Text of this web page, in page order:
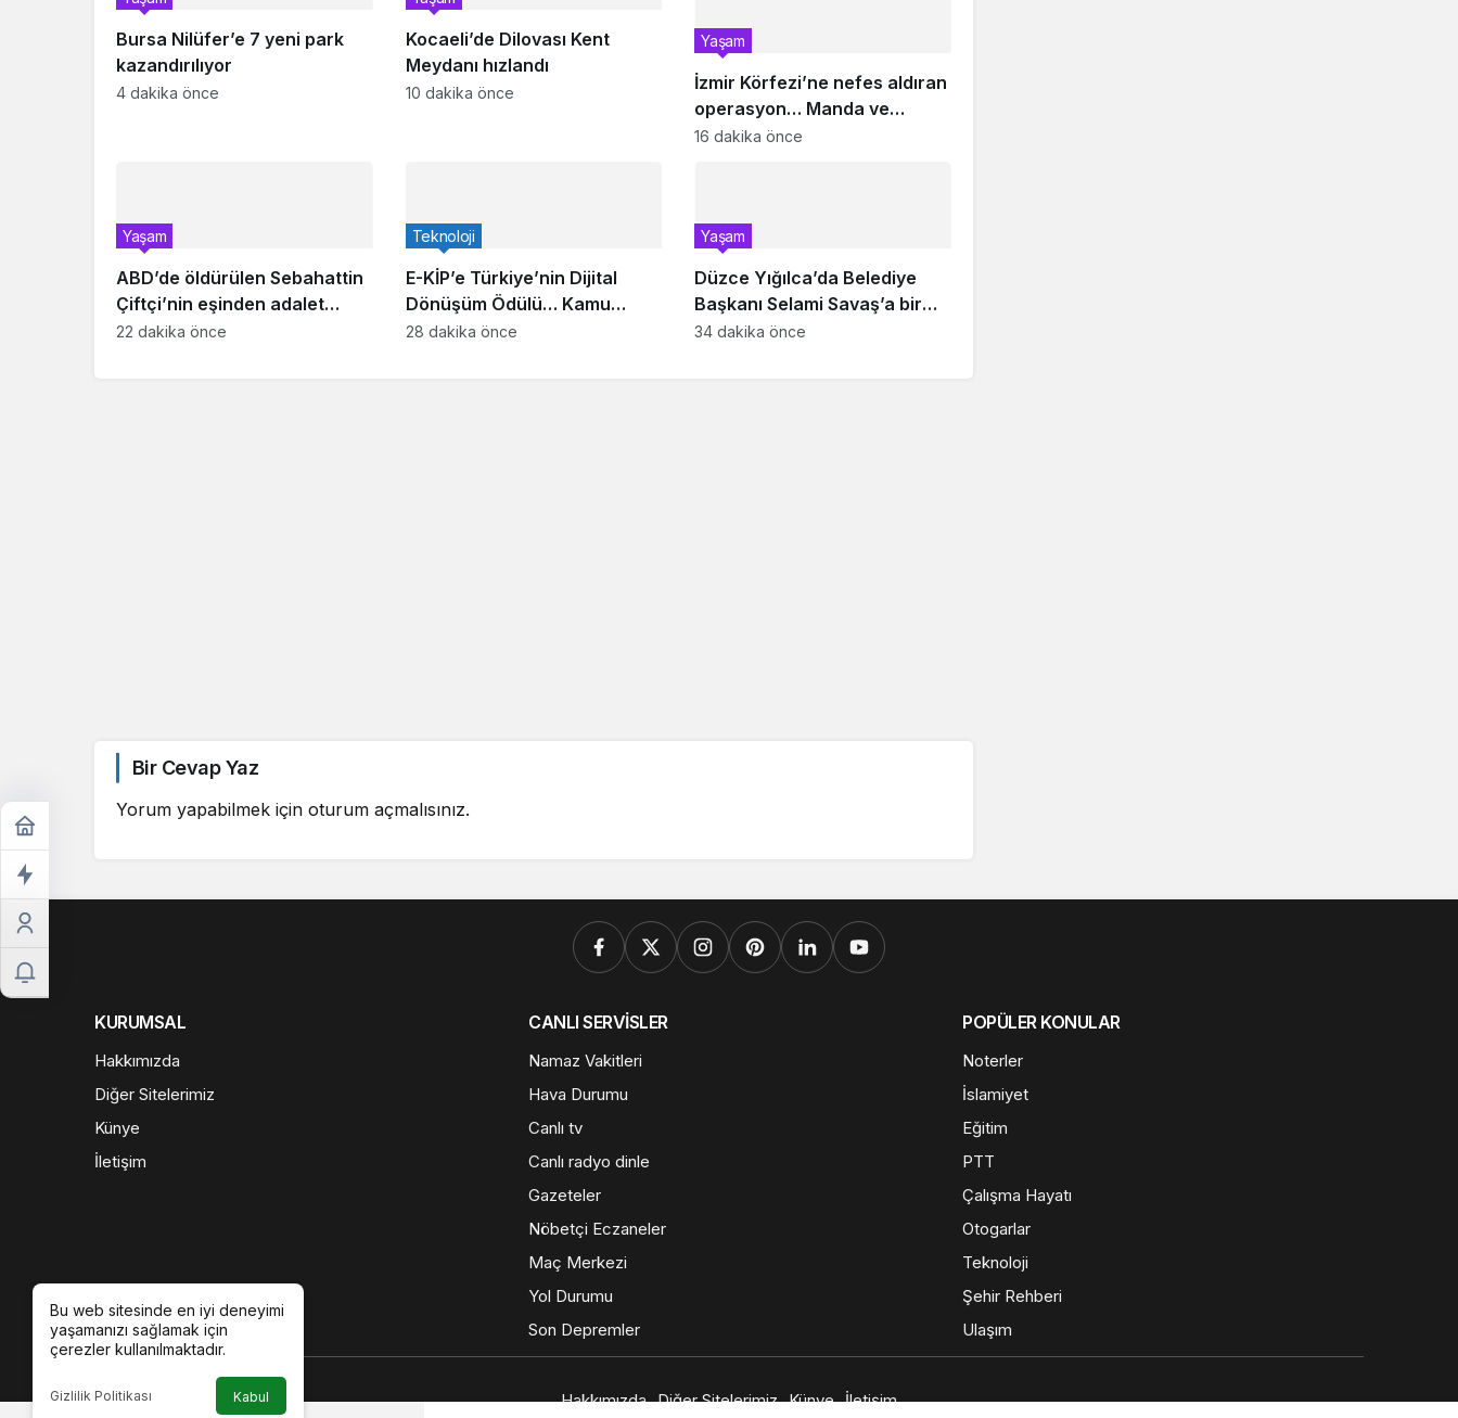
Bursa Nilüfer’e 7 yeni park
kazandırılıyor
4 dakika önce
Kocaeli’de Dilovası Kent
Meydanı hızlandı
10 dakika önce
İzmir Körfezi’ne nefes aldıran
operasyon… Manda ve
Bostanlı temizlendi
Yaşam
16 dakika önce
ABD’de öldürülen Sebahattin
Çiftçi’nin eşinden adalet
çağrısı: İki yıldır mağduruz
Yaşam
22 dakika önce
E-KİP’e Türkiye’nin Dijital
Dönüşüm Ödülü… Kamu
kategorisinde zirvede
Teknoloji
28 dakika önce
Düzce Yığılca’da Belediye
Başkanı Selami Savaş’a bir
kapı daha kapandı!
Yaşam
34 dakika önce
Bir Cevap Yaz
Yorum yapabilmek için oturum açmalısınız.
Bu web sitesinde en iyi deneyimi
yaşamanızı sağlamak için
çerezler kullanılmaktadır.
Gizlilik Politikası Kabul
KURUMSAL
Hakkımızda
Diğer Sitelerimiz
Künye
İletişim
CANLI SERVİSLER
Namaz Vakitleri
Hava Durumu
Canlı tv
Canlı radyo dinle
Gazeteler
Nöbetçi Eczaneler
Maç Merkezi
Yol Durumu
Son Depremler
POPÜLER KONULAR
Noterler
İslamiyet
Eğitim
PTT
Çalışma Hayatı
Otogarlar
Teknoloji
Şehir Rehberi
Ulaşım
Hakkımızda Diğer Sitelerimiz Künye İletişim